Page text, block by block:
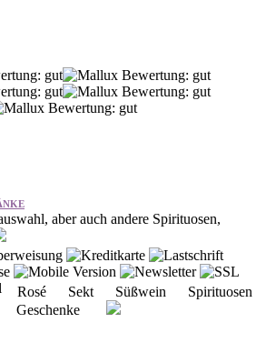
aber auch andere Spirituosen,
Rosé Sekt Süßwein Spirituosen